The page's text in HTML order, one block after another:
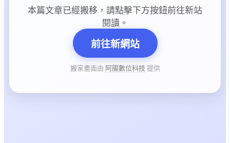
本篇文章已經搬移，請點擊下方按鈕前往新站
閱讀。
前往新網站
搬家畫面由 阿腸數位科技 提供